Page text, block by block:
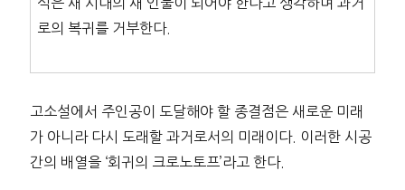
로의 복귀를 거부한다.
고소설에서 주인공이 도달해야 할 종결점은 새로운 미래
가 아니라 다시 도래할 과거로서의 미래이다. 이러한 시공
간의 배열을 ‘회귀의 크로노토프’라고 한다.